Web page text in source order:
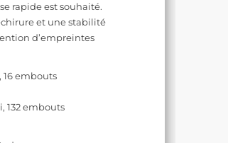
rapide est souhaité.
et une stabilité
d’empreintes
16 embouts
132 embouts